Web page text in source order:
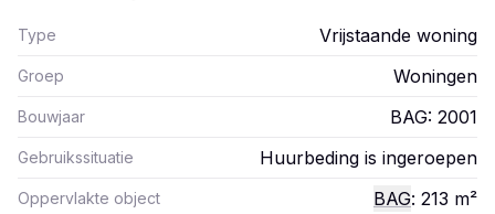
Type Vrijstaande woning
Groep Woningen
Bouwjaar BAG: 2001
Gebruikssituatie Huurbeding is ingeroepen
Oppervlakte object BAG: 213 m²